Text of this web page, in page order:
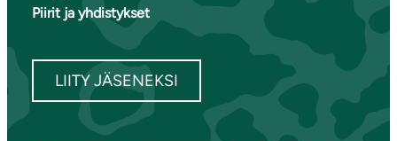
Piirit ja yhdistykset
LIITY JÄSENEKSI